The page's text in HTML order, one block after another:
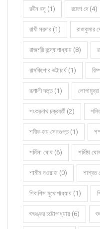
রবীন বসু (1) রমেশ দে (4)
রাখী সরদার (1) রাজকুমার
রাজশ্রী বন্দ্যোপাধ্যায় (8)
রামকিশোর ভট্টাচার্য (1)
রূপালী দত্ত (1)
শংকরনাথ চক্রবর্তী (2)
শমীক জয় সেনগুপ্ত (1)
শর্মিলা ঘোষ (6) শর্মিষ্ঠা
শামীম নওয়াজ (0) শাশ্বত
শিবাশিস মুখোপাধ্যায় (1)
শুভঙ্কর চট্টোপাধ্যায় (6)